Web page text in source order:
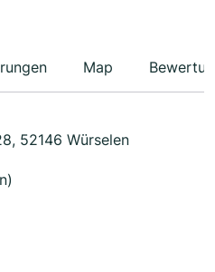
Map
52146 Würselen